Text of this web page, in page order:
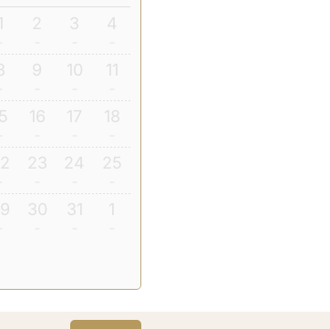
2 3 4
9 10 11
16 17 18
23 24 25
30 31 1